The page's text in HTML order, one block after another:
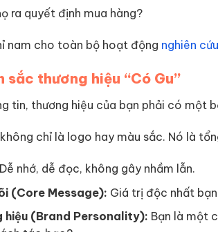
ra quyết định mua hàng?
nam cho toàn bộ hoạt động nghiên
sắc thương hiệu “Có Gu”
tin, thương hiệu của bạn phải có một
chỉ là logo hay màu sắc. Nó là
Dễ nhớ, dễ đọc, không gây nhầm lẫn.
(Core Message): Giá trị độc nhất
hiệu (Brand Personality): Bạn là một